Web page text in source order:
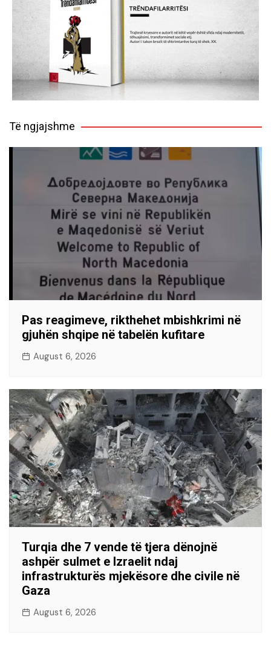
Të ngjajshme
Pas reagimeve, rikthehet mbishkrimi në
gjuhën shqipe në tabelën kufitare
August 6, 2026
Turqia dhe 7 vende të tjera dënojnë
ashpër sulmet e Izraelit ndaj
infrastrukturës mjekësore dhe civile në
Gaza
August 6, 2026